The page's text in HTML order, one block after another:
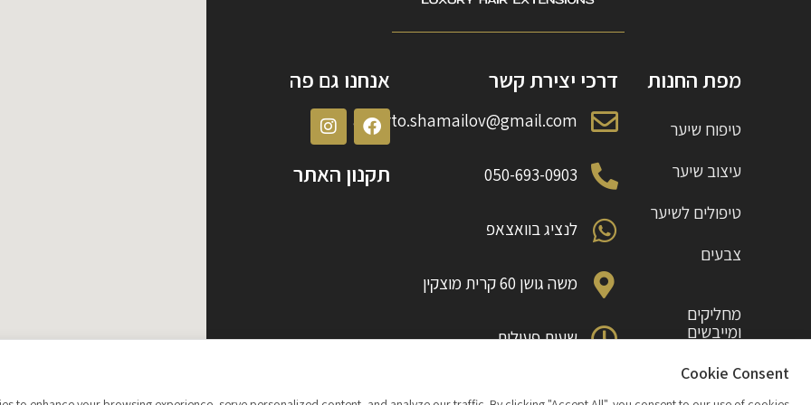
מפת החנות
טיפוח שיער
עיצוב שיער
טיפולים לשיער
צבעים
מחליקים
ומייבשים
תוספות
דרכי יצירת קשר
alberto.shamailov@gmail.com
050-693-0903
לנציג בוואצאפ
משה גושן 60 קרית מוצקין
שעות פעילות
אנחנו גם פה
תקנון האתר
Cookie Consent